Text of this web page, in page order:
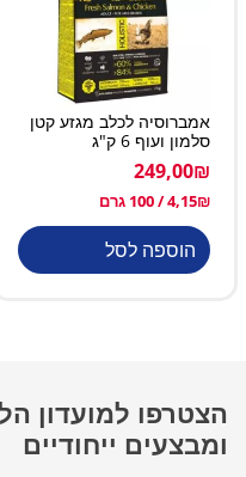
אמברוסיה לכלב מגזע קטן
סלמון ועוף 6 ק"ג
249,00₪
4,15₪ / 100 גרם
הוספה לסל
הצטרפו למועדון
ומבצעים ייחודיים